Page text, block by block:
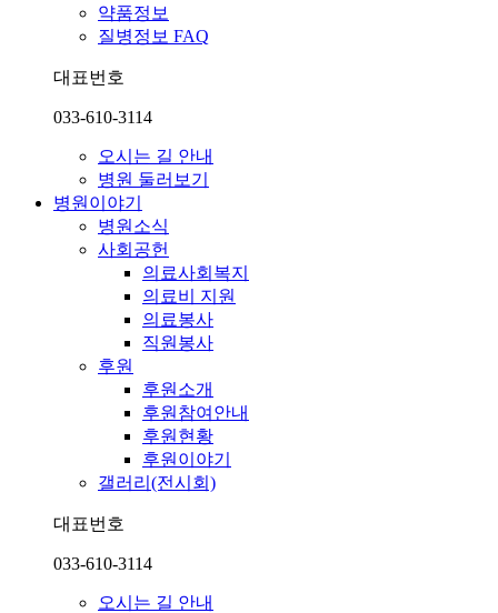
약품정보
질병정보 FAQ
대표번호
033-610-3114
오시는 길 안내
병원 둘러보기
병원이야기
병원소식
사회공헌
의료사회복지
의료비 지원
의료봉사
직원봉사
후원
후원소개
후원참여안내
후원현황
후원이야기
갤러리(전시회)
대표번호
033-610-3114
오시는 길 안내